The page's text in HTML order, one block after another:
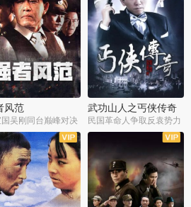
风范
国吴刚同台巅峰对决
武功山人之丐侠传奇
民国革命人争取反袁势力
全35集